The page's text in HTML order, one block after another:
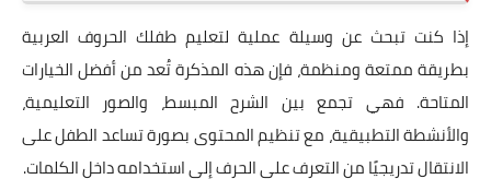
إذا كنت تبحث عن وسيلة عملية لتعليم طفلك الحروف العربية
بطريقة ممتعة ومنظمة، فإن هذه المذكرة تُعد من أفضل الخيارات
المتاحة. فهي تجمع بين الشرح المبسط، والصور التعليمية،
والأنشطة التطبيقية، مع تنظيم المحتوى بصورة تساعد الطفل على
الانتقال تدريجيًا من التعرف على الحرف إلى استخدامه داخل الكلمات.